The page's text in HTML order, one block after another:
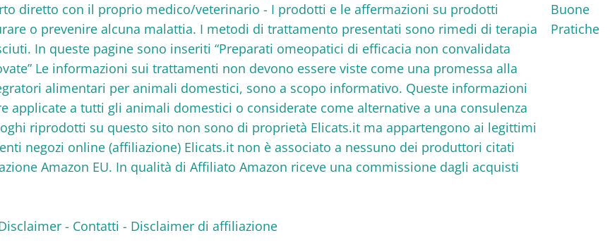
diretto con il proprio medico/veterinario - I prodotti e le affermazioni su prodotti
o prevenire alcuna malattia. I metodi di trattamento presentati sono rimedi di terapia
In queste pagine sono inseriti “Preparati omeopatici di efficacia non convalidata
Le informazioni sui trattamenti non devono essere viste come una promessa alla
alimentari per animali domestici, sono a scopo informativo. Queste informazioni
applicate a tutti gli animali domestici o considerate come alternative a una consulenza
riprodotti su questo sito non sono di proprietà Elicats.it ma appartengono ai legittimi
negozi online (affiliazione) Elicats.it non è associato a nessuno dei produttori citati
Amazon EU. In qualità di Affiliato Amazon riceve una commissione dagli acquisti
- Contatti - Disclaimer di affiliazione
Buone
Pratiche